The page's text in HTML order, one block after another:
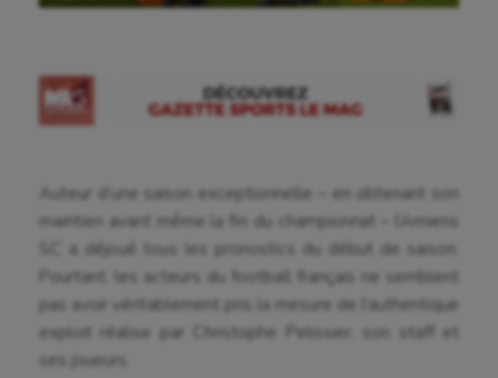
Auteur d’une saison exceptionnelle – en obtenant son
maintien avant même la fin du championnat – l’Amiens
SC a déjoué tous les pronostics du début de saison.
Pourtant, les acteurs du football français ne semblent
pas avoir véritablement pris la mesure de l’authentique
exploit réalise par Christophe Pelissier, son staff et
ses joueurs.